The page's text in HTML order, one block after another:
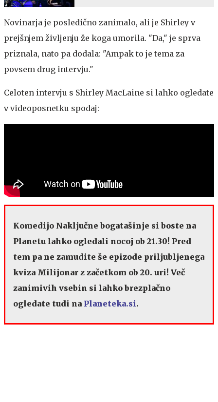
Novinarja je posledično zanimalo, ali je Shirley v
prejšnjem življenju že koga umorila. "Da," je sprva
priznala, nato pa dodala: "Ampak to je tema za
povsem drug intervju."
Celoten intervju s Shirley MacLaine si lahko ogledate
v videoposnetku spodaj:
Komedijo Naključne bogatašinje si boste na
Planetu lahko ogledali nocoj ob 21.30! Pred
tem pa ne zamudite še epizode priljubljenega
kviza Milijonar z začetkom ob 20. uri! Več
zanimivih vsebin si lahko brezplačno
ogledate tudi na Planeteka.si.